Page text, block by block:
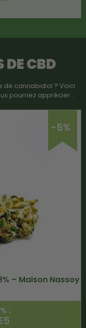
DE CBD
de cannabidiol ? Voici
pourriez apprécier :
-5%
– Maison Nassoy
: